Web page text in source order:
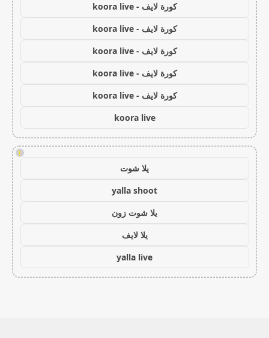
كورة لايف - koora live
كورة لايف - koora live
كورة لايف - koora live
كورة لايف - koora live
كورة لايف - koora live
koora live
!
يلا شوت
yalla shoot
يلا شوت زون
يلا لايف
yalla live